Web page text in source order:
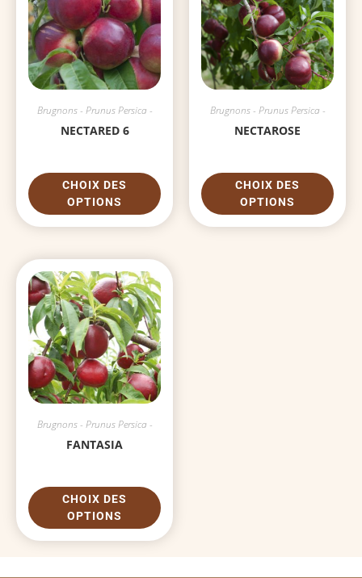
Brugnons - Prunus Persica -
NECTARED 6
CHOIX DES
OPTIONS
Brugnons - Prunus Persica -
NECTAROSE
CHOIX DES
OPTIONS
Brugnons - Prunus Persica -
FANTASIA
CHOIX DES
OPTIONS